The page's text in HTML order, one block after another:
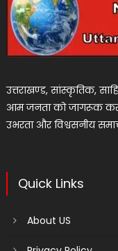
उत्तराखण्ड, सांस्कृतिक,
आम जनता को जागरूक
उभरता और विश्वसनीय
Quick Links
About US